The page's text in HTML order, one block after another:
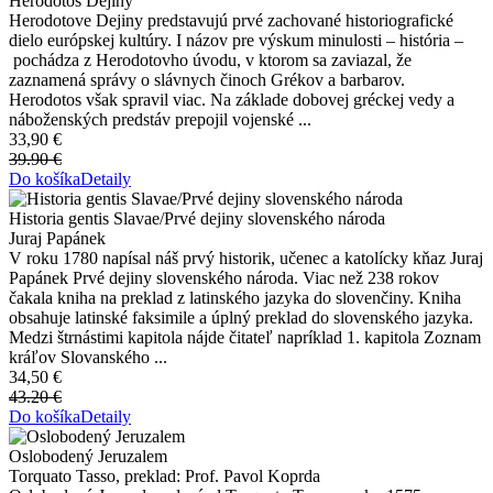
Herodotove Dejiny predstavujú prvé zachované historiografické
dielo európskej kultúry. I názov pre výskum minulosti – história –
pochádza z Herodotovho úvodu, v ktorom sa zaviazal, že
zaznamená správy o slávnych činoch Grékov a barbarov.
Herodotos však spravil viac. Na základe dobovej gréckej vedy a
náboženských predstáv prepojil vojenské ...
33,90 €
39.90 €
Do košíkaDetaily
Historia gentis Slavae/Prvé dejiny slovenského národa
Juraj Papánek
V roku 1780 napísal náš prvý historik, učenec a katolícky kňaz Juraj
Papánek Prvé dejiny slovenského národa. Viac než 238 rokov
čakala kniha na preklad z latinského jazyka do slovenčiny. Kniha
obsahuje latinské faksimile a úplný preklad do slovenského jazyka.
Medzi štrnástimi kapitola nájde čitateľ napríklad 1. kapitola Zoznam
kráľov Slovanského ...
34,50 €
43.20 €
Do košíkaDetaily
Oslobodený Jeruzalem
Torquato Tasso, preklad: Prof. Pavol Koprda